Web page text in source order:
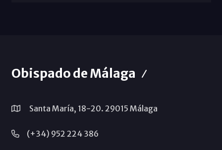
Obispado de Málaga
Santa María, 18-20. 29015 Málaga
(+34) 952 224 386